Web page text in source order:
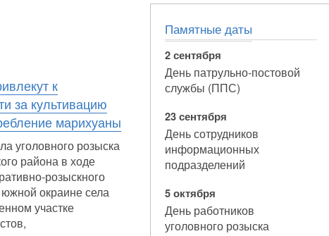
к
за культивацию
марихуаны
уголовного розыска
района в ходе
розыскного
окраине села
участке
Памятные даты
2 сентября
День патрульно-постовой
службы (ППС)
23 сентября
День сотрудников
информационных
подразделений
5 октября
День работников
уголовного розыска